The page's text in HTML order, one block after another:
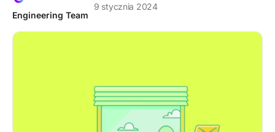
Engineering Team
9 stycznia 2024